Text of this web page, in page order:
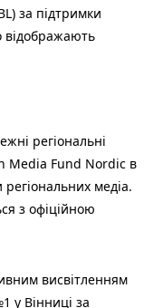
за підтримки
відображають
регіональні
Media Fund Nordic в
регіональних медіа.
з офіційною
висвітленням
у Вінниці за